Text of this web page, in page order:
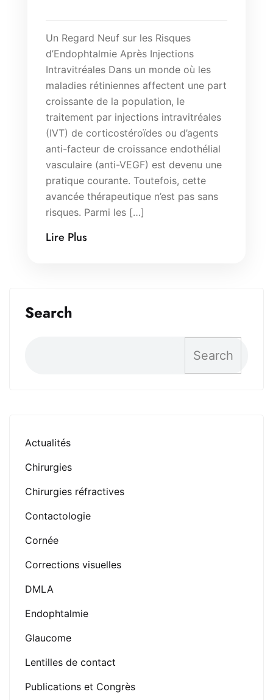
Search
Search
Actualités
Chirurgies
Chirurgies réfractives
Contactologie
Cornée
Corrections visuelles
DMLA
Endophtalmie
Glaucome
Lentilles de contact
Publications et Congrès
Un Regard Neuf sur les Risques
d’Endophtalmie Après Injections
Intravitréales Dans un monde où les
maladies rétiniennes affectent une part
croissante de la population, le
traitement par injections intravitréales
(IVT) de corticostéroïdes ou d’agents
anti-facteur de croissance endothélial
vasculaire (anti-VEGF) est devenu une
pratique courante. Toutefois, cette
avancée thérapeutique n’est pas sans
risques. Parmi les […]
Lire Plus